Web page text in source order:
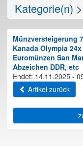
Kategorie(n) >
Münzversteigerung
Kanada Olympia
Euromünzen San
Abzeichen DDR, etc
Endet: 14.11.2025 -
Artikel zurück